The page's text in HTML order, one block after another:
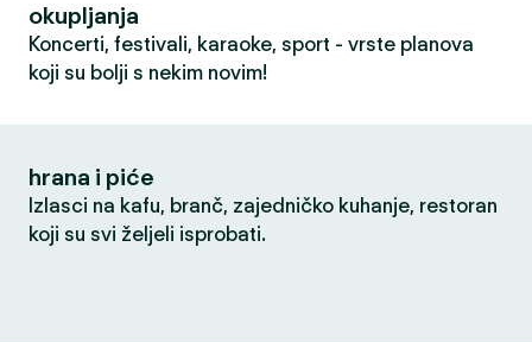
okupljanja
Koncerti, festivali, karaoke, sport - vrste planova
koji su bolji s nekim novim!
hrana i piće
Izlasci na kafu, branč, zajedničko kuhanje, restoran
koji su svi željeli isprobati.